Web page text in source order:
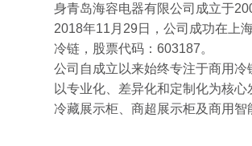
身青岛海容电器有限公司成立于
2018年11月29日，公司成功在上
冷链，股票代码：603187。
公司自成立以来始终专注于商用
以专业化、差异化和定制化为核
冷藏展示柜、商超展示柜及商用